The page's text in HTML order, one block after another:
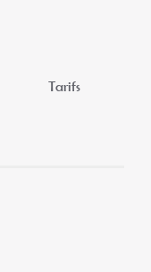
Tarifs